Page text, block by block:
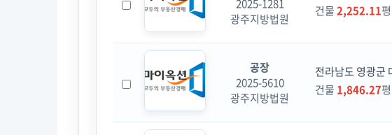
2025-1281
광주지방법원
건물2,252.11
공장
2025-5610
광주지방법원
전라남도 영광군
건물 1,846.27